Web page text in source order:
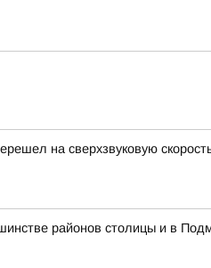
на сверхзвуковую
районов столицы и в